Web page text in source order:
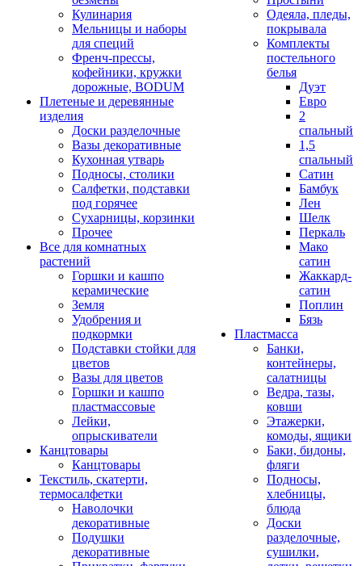
Кулинария
Мельницы и наборы
для специй
Френч-прессы,
кофейники, кружки
дорожные, BODUM
Плетеные и деревянные
изделия
Доски разделочные
Вазы декоративные
Кухонная утварь
Подносы, столики
Салфетки, подставки
под горячее
Сухарницы, корзинки
Прочее
Все для комнатных
растений
Горшки и кашпо
керамические
Земля
Удобрения и
подкормки
Подставки стойки для
цветов
Вазы для цветов
Горшки и кашпо
пластмассовые
Лейки,
опрыскиватели
Канцтовары
Канцтовары
Текстиль, скатерти,
термосалфетки
Наволочки
декоративные
Подушки
декоративные
Одеяла, пледы,
покрывала
Комплекты
постельного
белья
Дуэт
Евро
2
спальный
1,5
спальный
Сатин
Бамбук
Лен
Шелк
Перкаль
Мако
сатин
Жаккард-
сатин
Поплин
Бязь
Пластмасса
Банки,
контейнеры,
салатницы
Ведра, тазы,
ковши
Этажерки,
комоды, ящики
Баки, бидоны,
фляги
Подносы,
хлебницы,
блюда
Доски
разделочные,
сушилки,